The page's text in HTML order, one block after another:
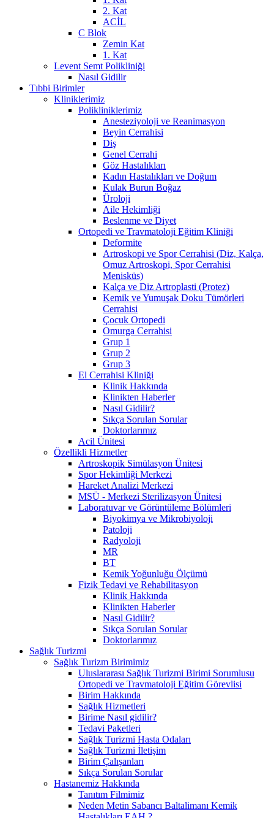
2. Kat
ACİL
C Blok
Zemin Kat
1. Kat
Levent Semt Polikliniği
Nasıl Gidilir
Tıbbi Birimler
Kliniklerimiz
Polikliniklerimiz
Anesteziyoloji ve Reanimasyon
Beyin Cerrahisi
Diş
Genel Cerrahi
Göz Hastalıkları
Kadın Hastalıkları ve Doğum
Kulak Burun Boğaz
Üroloji
Aile Hekimliği
Beslenme ve Diyet
Ortopedi ve Travmatoloji Eğitim Kliniği
Deformite
Artroskopi ve Spor Cerrahisi (Diz, Kalça,
Omuz Artroskopi, Spor Cerrahisi
Menisküs)
Kalça ve Diz Artroplasti (Protez)
Kemik ve Yumuşak Doku Tümörleri
Cerrahisi
Çocuk Ortopedi
Omurga Cerrahisi
Grup 1
Grup 2
Grup 3
El Cerrahisi Kliniği
Klinik Hakkında
Klinikten Haberler
Nasıl Gidilir?
Sıkça Sorulan Sorular
Doktorlarımız
Acil Ünitesi
Özellikli Hizmetler
Artroskopik Simülasyon Ünitesi
Spor Hekimliği Merkezi
Hareket Analizi Merkezi
MSÜ - Merkezi Sterilizasyon Ünitesi
Laboratuvar ve Görüntüleme Bölümleri
Biyokimya ve Mikrobiyoloji
Patoloji
Radyoloji
MR
BT
Kemik Yoğunluğu Ölçümü
Fizik Tedavi ve Rehabilitasyon
Klinik Hakkında
Klinikten Haberler
Nasıl Gidilir?
Sıkça Sorulan Sorular
Doktorlarımız
Sağlık Turizmi
Sağlık Turizm Birimimiz
Uluslararası Sağlık Turizmi Birimi Sorumlusu
Ortopedi ve Travmatoloji Eğitim Görevlisi
Birim Hakkında
Sağlık Hizmetleri
Birime Nasıl gidilir?
Tedavi Paketleri
Sağlık Turizmi Hasta Odaları
Sağlık Turizmi İletişim
Birim Çalışanları
Sıkça Sorulan Sorular
Hastanemiz Hakkında
Tanıtım Filmimiz
Neden Metin Sabancı Baltalimanı Kemik